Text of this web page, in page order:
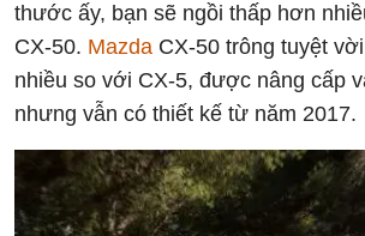
thước ấy, bạn sẽ ngồi thấp hơn
CX-50. Mazda CX-50 trông tuyệt
nhiều so với CX-5, được nâng cấp
nhưng vẫn có thiết kế từ năm 2017.